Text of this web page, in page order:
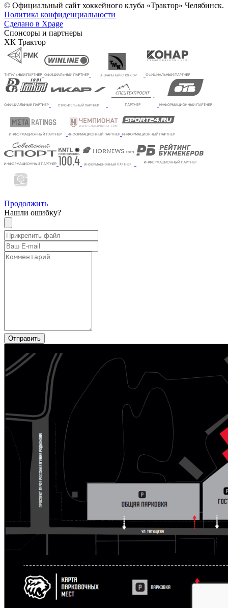
© Официальный сайт хоккейного клуба «Трактор» Челябинск.
Политика конфиденциальности
Сделано в Xpage
Спонсоры и партнеры
ХК Трактор
Продолжить
Нашли ошибку?